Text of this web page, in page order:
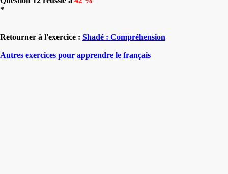
*
Retourner à l'exercice : Shadé : Compréhension
Autres exercices pour apprendre le français